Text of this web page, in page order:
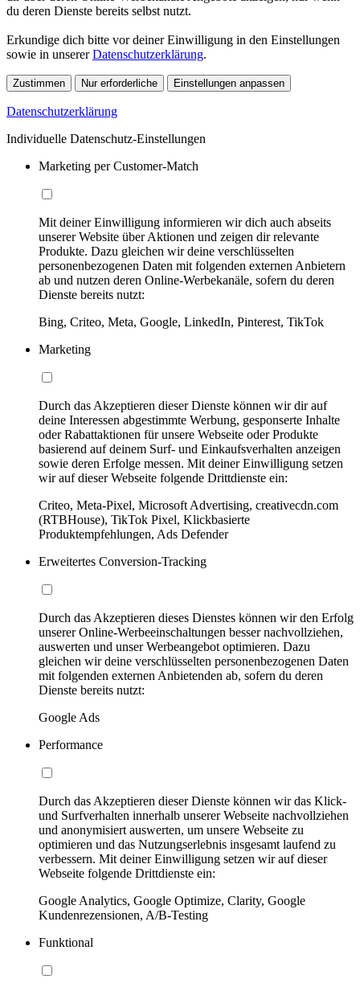
du deren Dienste bereits selbst nutzt.
Erkundige dich bitte vor deiner Einwilligung in den Einstellungen
sowie in unsererDatenschutzerklärung.
Zustimmen Nur erforderliche Einstellungen anpassen
Datenschutzerklärung
Individuelle Datenschutz-Einstellungen
Marketing per Customer-Match
Mit deiner Einwilligung informieren wir dich auch abseits
unserer Website über Aktionen und zeigen dir relevante
Produkte. Dazu gleichen wir deine verschlüsselten
personenbezogenen Daten mit folgenden externen Anbietern
ab und nutzen deren Online-Werbekanäle, sofern du deren
Dienste bereits nutzt:
Bing, Criteo, Meta, Google, LinkedIn, Pinterest, TikTok
Marketing
Durch das Akzeptieren dieser Dienste können wir dir auf
deine Interessen abgestimmte Werbung, gesponserte Inhalte
oder Rabattaktionen für unsere Webseite oder Produkte
basierend auf deinem Surf- und Einkaufsverhalten anzeigen
sowie deren Erfolge messen. Mit deiner Einwilligung setzen
wir auf dieser Webseite folgende Drittdienste ein:
Criteo, Meta-Pixel, Microsoft Advertising, creativecdn.com
(RTBHouse), TikTok Pixel, Klickbasierte
Produktempfehlungen, Ads Defender
Erweitertes Conversion-Tracking
Durch das Akzeptieren dieses Dienstes können wir den Erfolg
unserer Online-Werbeeinschaltungen besser nachvollziehen,
auswerten und unser Werbeangebot optimieren. Dazu
gleichen wir deine verschlüsselten personenbezogenen Daten
mit folgenden externen Anbietenden ab, sofern du deren
Dienste bereits nutzt:
Google Ads
Performance
Durch das Akzeptieren dieser Dienste können wir das Klick-
und Surfverhalten innerhalb unserer Webseite nachvollziehen
und anonymisiert auswerten, um unsere Webseite zu
optimieren und das Nutzungserlebnis insgesamt laufend zu
verbessern. Mit deiner Einwilligung setzen wir auf dieser
Webseite folgende Drittdienste ein:
Google Analytics, Google Optimize, Clarity, Google
Kundenrezensionen, A/B-Testing
Funktional